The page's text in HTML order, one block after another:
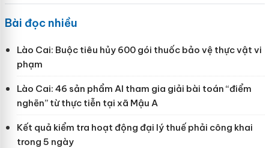
Bài đọc nhiều
Lào Cai: Buộc tiêu hủy 600 gói thuốc bảo vệ thực vật vi
phạm
Lào Cai: 46 sản phẩm AI tham gia giải bài toán “điểm
nghẽn” từ thực tiễn tại xã Mậu A
Kết quả kiểm tra hoạt động đại lý thuế phải công khai
trong 5 ngày